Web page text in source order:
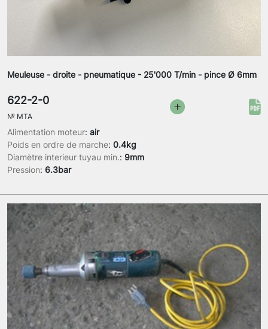
Meuleuse - droite - pneumatique - 25'000 T/min - pince Ø 6mm
Alimentation moteur: air
Poids en ordre de marche: 0.4kg
Diamètre interieur tuyau min.: 9mm
Pression: 6.3bar
622-2-0
№ MTA